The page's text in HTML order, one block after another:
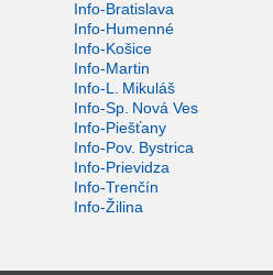
Info-Bratislava
Info-Humenné
Info-Košice
Info-Martin
Info-L. Mikuláš
Info-Sp. Nová Ves
Info-Piešťany
Info-Pov. Bystrica
Info-Prievidza
Info-Trenčín
Info-Žilina